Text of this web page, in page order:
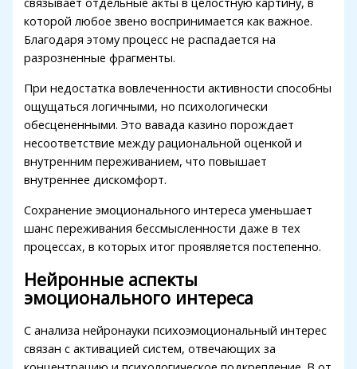
Hacklink
Buy Hacklink
Hacklink satın al
Hacklink panel
Hacklink panel
Hacklink panel
Hacklink panel
Hacklink panel
которой любое звено воспринимается как важное.
Благодаря этому процесс не распадается на
разрозненные фрагменты.
При недостатка вовлеченности активности способны
ощущаться логичными, но психологически
обесцененными. Это вавада казино порождает
несоответствие между рациональной оценкой и
внутренним переживанием, что повышает
внутреннее дискомфорт.
Сохранение эмоционального интереса уменьшает
шанс переживания бессмысленности даже в тех
процессах, в которых итог проявляется постепенно.
Нейронные аспекты
эмоционального интереса
С анализа нейронауки психоэмоциональный интерес
связан с активацией систем, отвечающих за